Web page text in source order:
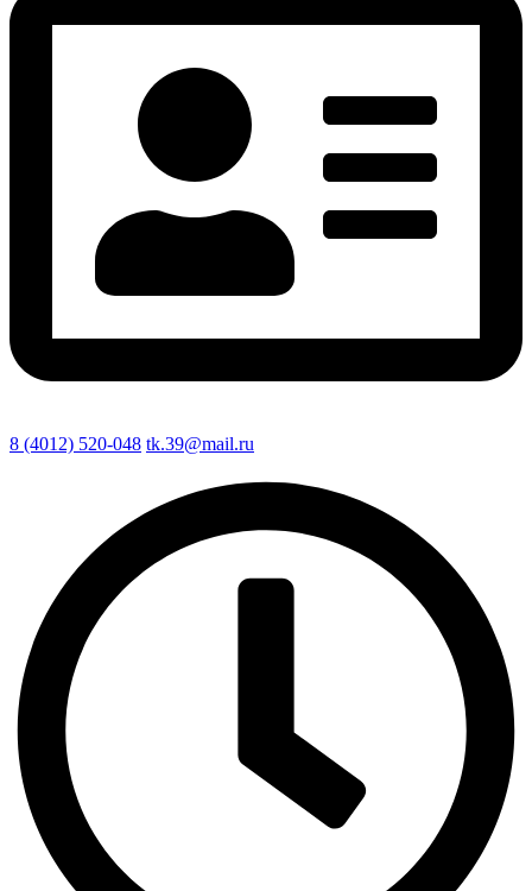
8 (4012) 520-048 tk.39@mail.ru